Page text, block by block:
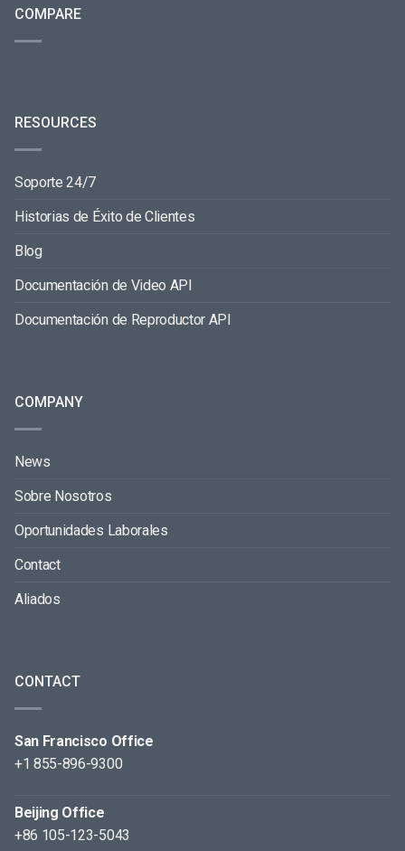
COMPARE
RESOURCES
Soporte 24/7
Historias de Éxito de Clientes
Blog
Documentación de Video API
Documentación de Reproductor API
COMPANY
News
Sobre Nosotros
Oportunidades Laborales
Contact
Aliados
CONTACT
San Francisco Office
+1 855-896-9300
Beijing Office
+86 105-123-5043